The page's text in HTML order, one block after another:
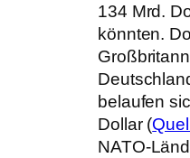
134 Mrd.
könnten.
belaufen
Dollar (
NATO-